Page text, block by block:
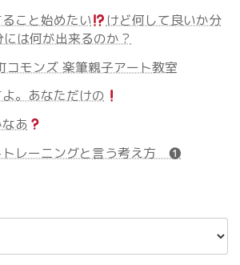
こと始めたい
けど何して良いか分
には何が出来るのか？
モンズ 楽筆親子アート教室
。あなただけの
あ
トレーニングと言う考え方 ❶